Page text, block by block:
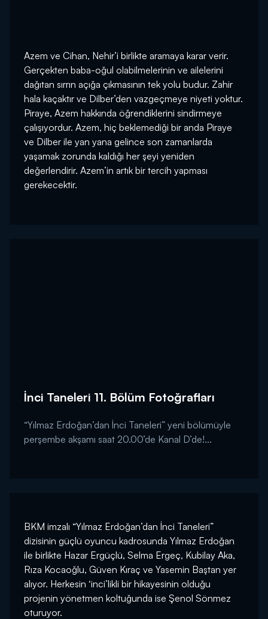
Azem ve Cihan, Nehir’i birlikte aramaya karar verir.
Gerçekten baba-oğul olabilmelerinin ve ailelerini
dağıtan sırrın açığa çıkmasının tek yolu budur. Zahir
hala kaçaktır ve Dilber’den vazgeçmeye niyeti yoktur.
Piraye, Azem hakkında öğrendiklerini sindirmeye
çalışıyordur. Azem, hiç beklemediği bir anda Piraye
ve Dilber ile yan yana gelince son zamanlarda
yaşamak zorunda kaldığı her şeyi yeniden
değerlendirir. Azem’in artık bir tercih yapması
gerekecektir.
İnci Taneleri 11. Bölüm Fotoğrafları
“Yılmaz Erdoğan’dan İnci Taneleri” yeni bölümüyle
perşembe akşamı saat 20.00’de Kanal D’de!...
BKM imzalı “Yılmaz Erdoğan’dan İnci Taneleri”
dizisinin güçlü oyuncu kadrosunda Yılmaz Erdoğan
ile birlikte Hazar Ergüçlü, Selma Ergeç, Kubilay Aka,
Rıza Kocaoğlu, Güven Kıraç ve Yasemin Baştan yer
alıyor. Herkesin ‘inci’likli bir hikayesinin olduğu
projenin yönetmen koltuğunda ise Şenol Sönmez
oturuyor.